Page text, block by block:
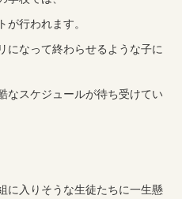
行われます。
になって終わらせるような子に
なスケジュールが待ち受けてい
に入りそうな生徒たちに一生懸